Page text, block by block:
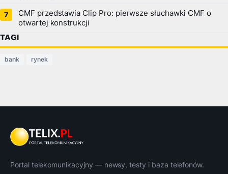
CMF przedstawia Clip Pro: pierwsze słuchawki CMF o
otwartej konstrukcji
TAGI
bank rynek
Portal telekomunikacyjny — newsy, testy i baza telefonów.